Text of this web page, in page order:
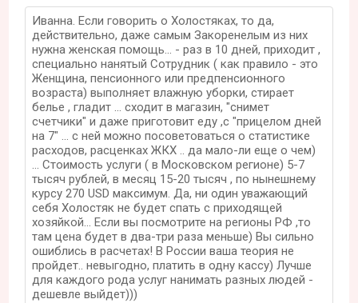
Иванна. Если говорить о Холостяках, то да,
действительно, даже самым Закоренелым из них
нужна женская помощь... - раз в 10 дней, приходит ,
специально нанятый Сотрудник ( как правило - это
Женщина, пенсионного или предпенсионного
возраста) выполняет влажную уборки, стирает
белье , гладит ... сходит в магазин, "снимет
счетчики" и даже приготовит еду ,с "прицелом дней
на 7" ... с ней можно посоветоваться о статистике
расходов, расценках ЖКХ .. да мало-ли еще о чем)
... Стоимость услуги ( в Московском регионе) 5-7
тысяч рублей, в месяц 15-20 тысяч , по нынешнему
курсу 270 USD максимум. Да, ни один уважающий
себя Холостяк не будет спать с приходящей
хозяйкой... Если вы посмотрите на регионы РФ ,то
там цена будет в два-три раза меньше) Вы сильно
ошиблись в расчетах! В России ваша теория не
пройдет.. невыгодно, платить в одну кассу) Лучше
для каждого рода услуг нанимать разных людей -
дешевле выйдет)))